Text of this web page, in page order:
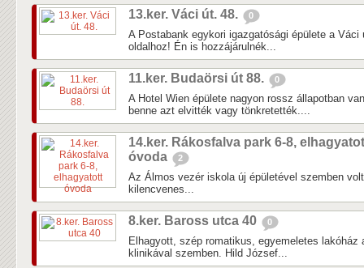
13.ker. Váci út. 48. 0
A Postabank egykori igazgatósági épülete a
oldalhoz! Én is hozzájárulnék...
11.ker. Budaörsi út 88. 0
A Hotel Wien épülete nagyon rossz állapotban
benne azt elvitték vagy tönkretették....
14.ker. Rákosfalva park 6-8,
óvoda
2
Az Álmos vezér iskola új épületével szemben
kilencvenes...
8.ker. Baross utca 40 0
Elhagyott, szép romatikus, egyemeletes lakóház
klinikával szemben. Hild József...